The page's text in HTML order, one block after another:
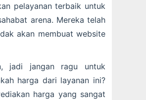
pelayanan terbaik untuk
arena. Mereka telah
akan membuat website
jadi jangan ragu untuk
harga dari layanan ini?
harga yang sangat